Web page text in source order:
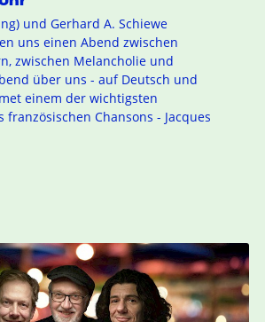
und Gerhard A. Schiewe
uns einen Abend zwischen
zwischen Melancholie und
über uns - auf Deutsch und
einem der wichtigsten
französischen Chansons - Jacques